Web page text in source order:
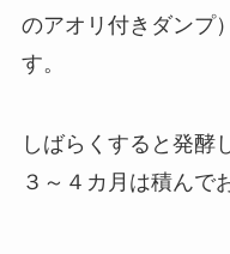
のアオリ付きダンプ
す。
しばらくすると発酵
３～４カ月は積んで